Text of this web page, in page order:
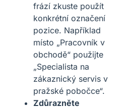
frází zkuste použít
konkrétní označení
pozice. Například
místo „Pracovník v
obchodě“ použijte
„Specialista na
zákaznický servis v
pražské pobočce“.
Zdůrazněte